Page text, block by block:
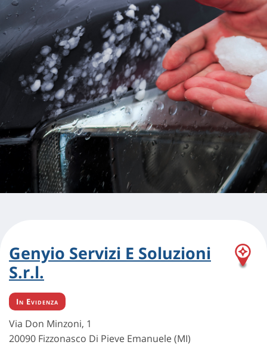
Genyio Servizi E Soluzioni
S.r.l.
In Evidenza
Via Don Minzoni, 1
20090 Fizzonasco Di Pieve Emanuele (MI)